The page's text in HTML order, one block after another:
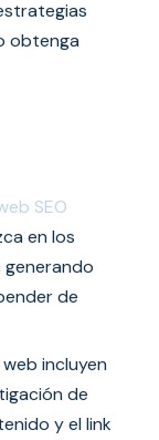
obtenga
SEO
en los
de
incluyen
de
y el link